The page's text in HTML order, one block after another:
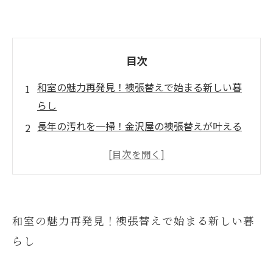
目次
和室の魅力再発見！襖張替えで始まる新しい暮
らし
長年の汚れを一掃！金沢屋の襖張替えが叶える
伝統と現代デザインの融合で叶える襖の新たな
限に引き出す
和室の魅力再発見！襖張替えで始まる新しい暮
らし